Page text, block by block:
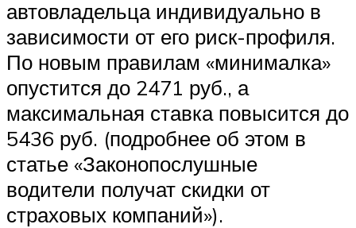
автовладельца индивидуально в
зависимости от его риск-профиля.
По новым правилам «минималка»
опустится до 2471 руб., а
максимальная ставка повысится до
5436 руб. (подробнее об этом в
статье «Законопослушные
водители получат скидки от
страховых компаний»).